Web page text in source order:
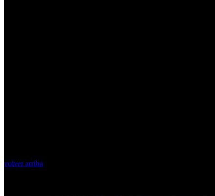
volver arriba